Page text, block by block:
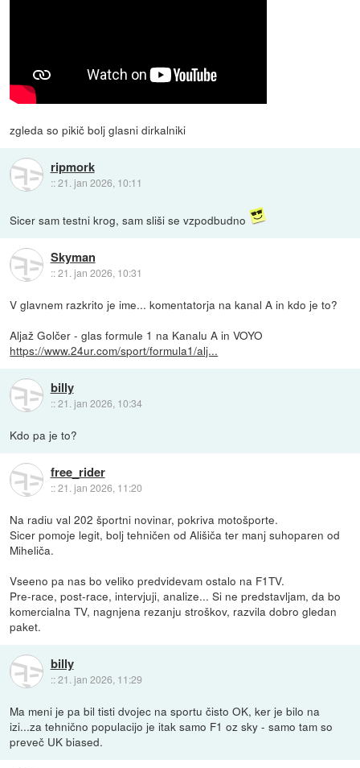
zgleda so pikič bolj glasni dirkalniki
ripmork
::21. jan 2026, 10:11
Sicer sam testni krog, sam sliši se vzpodbudno
Skyman
::21. jan 2026, 10:31
V glavnem razkrito je ime... komentatorja na kanal A in kdo je to?
Aljaž Golčer - glas formule 1 na Kanalu A in VOYO
https://www.24ur.com/sport/formula1/alj...
billy
::21. jan 2026, 10:34
Kdo pa je to?
free_rider
::21. jan 2026, 11:20
Na radiu val 202 športni novinar, pokriva motošporte.
Sicer pomoje legit, bolj tehničen od Ališiča ter manj suhoparen od
Miheliča.
Vseeno pa nas bo veliko predvidevam ostalo na F1TV.
Pre-race, post-race, intervjuji, analize... Si ne predstavljam, da bo
komercialna TV, nagnjena rezanju stroškov, razvila dobro gledan
paket.
billy
::21. jan 2026, 11:29
Ma meni je pa bil tisti dvojec na sportu čisto OK, ker je bilo na
izi...za tehnično populacijo je itak samo F1 oz sky - samo tam so
preveč UK biased.